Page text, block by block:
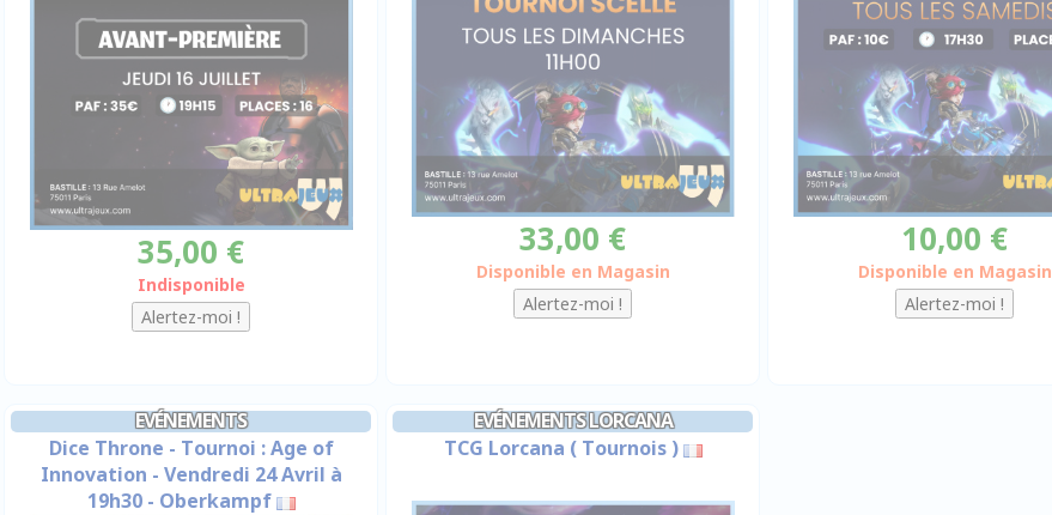
35,00 €
Indisponible
33,00 €
Disponible en Magasin
10,00 €
Disponible en Magasin
EVÉNEMENTS
Dice Throne - Tournoi : Age of
Innovation - Vendredi 24 Avril à
19h30 - Oberkampf
EVÉNEMENTS LORCANA
TCG Lorcana ( Tournois )